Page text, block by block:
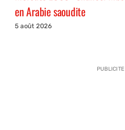
en Arabie saoudite
5 août 2026
PUBLICITE